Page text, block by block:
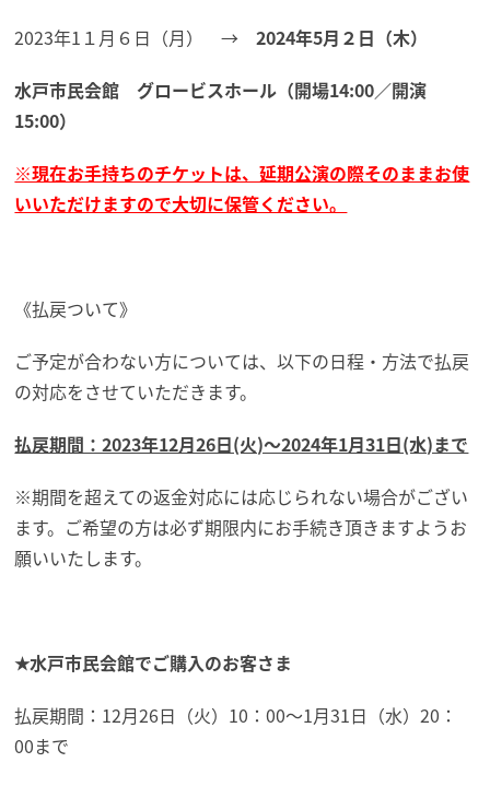
2023年1１月６日（月） → 2024年5月２日（木）
水戸市民会館 グロービスホール（開場14:00／開演
15:00）
※現在お手持ちのチケットは、延期公演の際そのままお使
いいただけますので大切に保管ください。
《払戻ついて》
ご予定が合わない方については、以下の日程・方法で払戻
の対応をさせていただきます。
払戻期間：2023年12月26日(火)〜2024年1月31日(水)まで
※期間を超えての返金対応には応じられない場合がござい
ます。ご希望の方は必ず期限内にお手続き頂きますようお
願いいたします。
★水戸市民会館でご購入のお客さま
払戻期間：12月26日（火）10：00〜1月31日（水）20：
00まで